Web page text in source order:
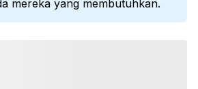
mereka yang membutuhkan.